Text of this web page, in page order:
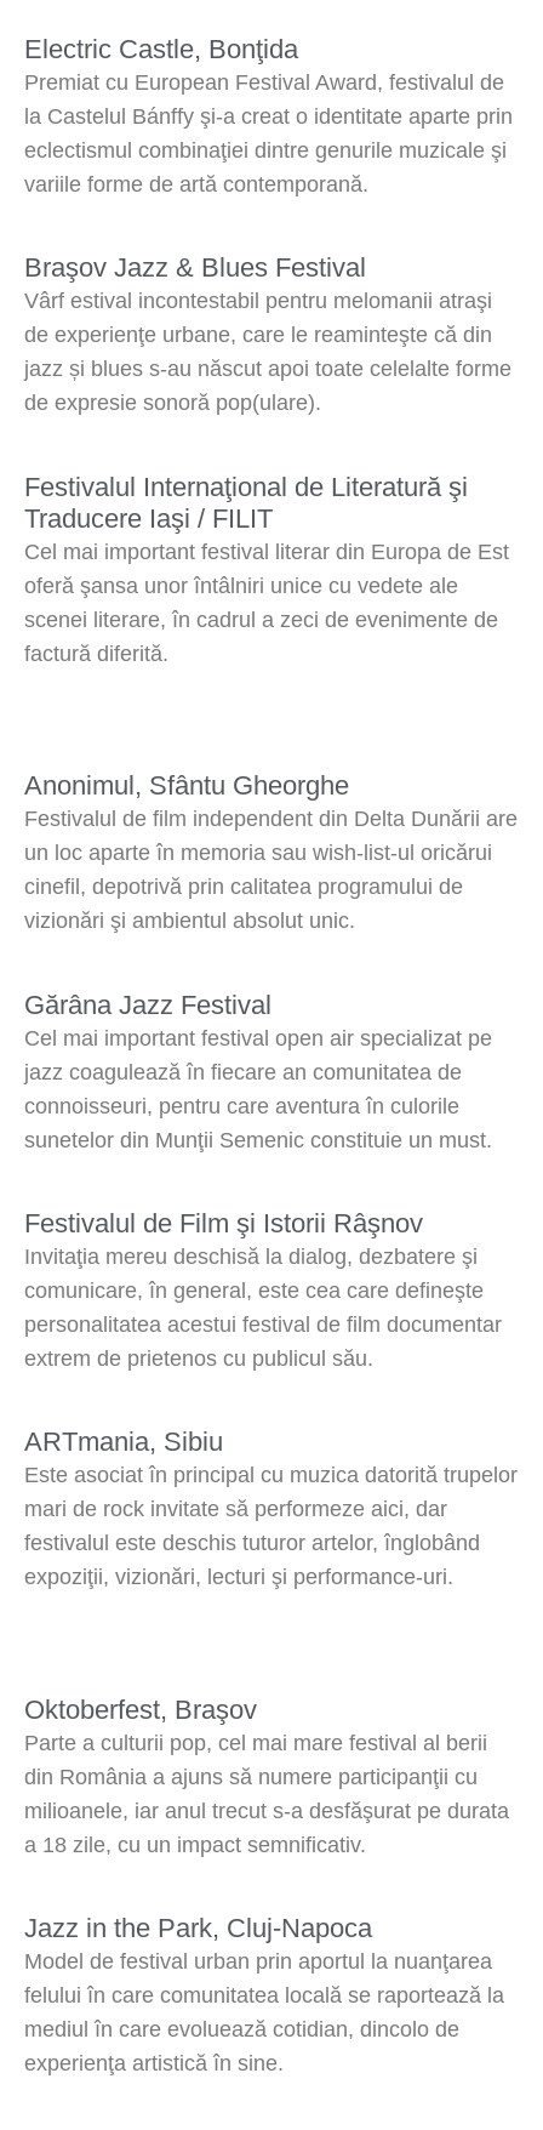
Electric Castle, Bonţida
Premiat cu European Festival Award, festivalul de
la Castelul Bánffy şi-a creat o identitate aparte prin
eclectismul combinaţiei dintre genurile muzicale şi
variile forme de artă contemporană.
Braşov Jazz & Blues Festival
Vârf estival incontestabil pentru melomanii atraşi
de experienţe urbane, care le reaminteşte că din
jazz și blues s-au născut apoi toate celelalte forme
de expresie sonoră pop(ulare).
Festivalul Internaţional de Literatură şi
Traducere Iaşi / FILIT
Cel mai important festival literar din Europa de Est
oferă şansa unor întâlniri unice cu vedete ale
scenei literare, în cadrul a zeci de evenimente de
factură diferită.
Anonimul, Sfântu Gheorghe
Festivalul de film independent din Delta Dunării are
un loc aparte în memoria sau wish-list-ul oricărui
cinefil, depotrivă prin calitatea programului de
vizionări şi ambientul absolut unic.
Gărâna Jazz Festival
Cel mai important festival open air specializat pe
jazz coagulează în fiecare an comunitatea de
connoisseuri, pentru care aventura în culorile
sunetelor din Munţii Semenic constituie un must.
Festivalul de Film şi Istorii Râşnov
Invitaţia mereu deschisă la dialog, dezbatere şi
comunicare, în general, este cea care defineşte
personalitatea acestui festival de film documentar
extrem de prietenos cu publicul său.
ARTmania, Sibiu
Este asociat în principal cu muzica datorită trupelor
mari de rock invitate să performeze aici, dar
festivalul este deschis tuturor artelor, înglobând
expoziţii, vizionări, lecturi şi performance-uri.
Oktoberfest, Braşov
Parte a culturii pop, cel mai mare festival al berii
din România a ajuns să numere participanţii cu
milioanele, iar anul trecut s-a desfăşurat pe durata
a 18 zile, cu un impact semnificativ.
Jazz in the Park, Cluj-Napoca
Model de festival urban prin aportul la nuanţarea
felului în care comunitatea locală se raportează la
mediul în care evoluează cotidian, dincolo de
experienţa artistică în sine.